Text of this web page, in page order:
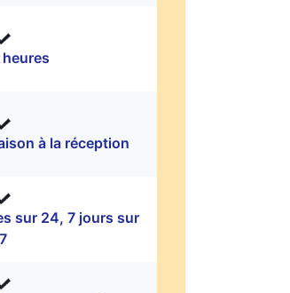
à la réception
sur 24, 7 jours sur
7